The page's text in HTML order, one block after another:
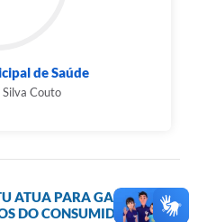
de Saúde
Silva Couto
ATUA PARA GARANTIR
DO CONSUMIDOR